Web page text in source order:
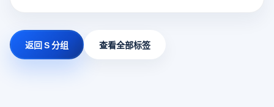
返回 S 分组 查看全部标签